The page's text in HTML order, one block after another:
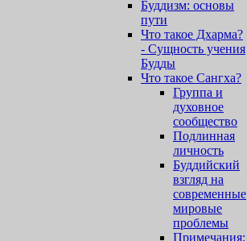
Буддизм: основы
пути
Что такое Дхарма?
- Сущность учения
Будды
Что такое Сангха?
Группа и
духовное
сообщество
Подлинная
личность
Буддийский
взгляд на
современные
мировые
проблемы
Примечания: